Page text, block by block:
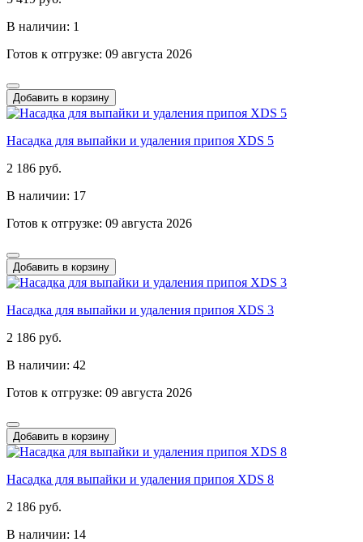
В наличии: 1
Готов к отгрузке: 09 августа 2026
Добавить в корзину
Насадка для выпайки и удаления припоя XDS 5
2 186 руб.
В наличии: 17
Готов к отгрузке: 09 августа 2026
Добавить в корзину
Насадка для выпайки и удаления припоя XDS 3
2 186 руб.
В наличии: 42
Готов к отгрузке: 09 августа 2026
Добавить в корзину
Насадка для выпайки и удаления припоя XDS 8
2 186 руб.
В наличии: 14